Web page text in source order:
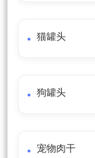
猫罐头
狗罐头
宠物肉干